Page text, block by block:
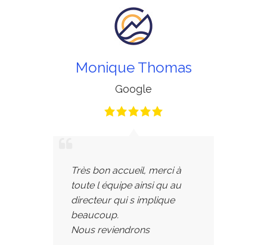
Monique Thomas
Google
Très bon accueil, merci à
toute l équipe ainsi qu au
directeur qui s implique
beaucoup.
Nous reviendrons